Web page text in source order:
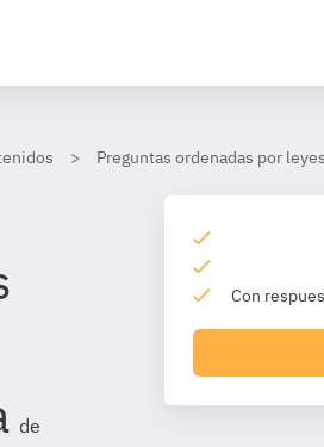
Preguntas ordenadas por
de
Con